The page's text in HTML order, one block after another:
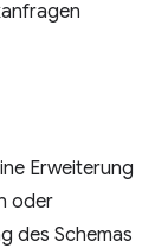
Erweiterung
oder
des Schemas